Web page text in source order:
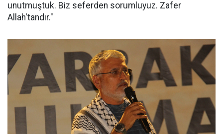
unutmuştuk. Biz seferden sorumluyuz. Zafer
Allah'tandır."